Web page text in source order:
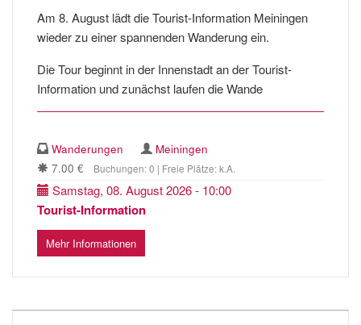
Am 8. August lädt die Tourist-Information Meiningen
wieder zu einer spannenden Wanderung ein.
Die Tour beginnt in der Innenstadt an der Tourist-
Information und zunächst laufen die Wande
Wanderungen
Meiningen
7.00 €
Buchungen: 0 | Freie Plätze: k.A.
Samstag, 08. August 2026 - 10:00
Tourist-Information
Mehr Informationen